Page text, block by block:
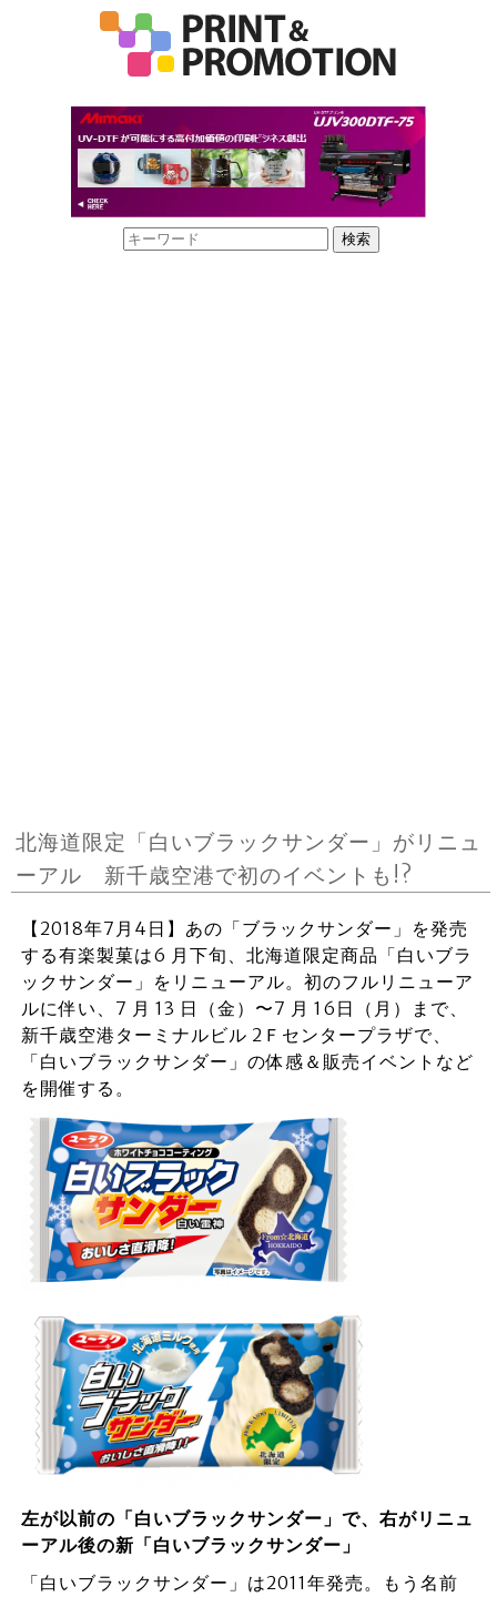
北海道限定「白いブラックサンダー」がリニュ
ーアル 新千歳空港で初のイベントも!?
【2018年7月4日】あの「ブラックサンダー」を発売
する有楽製菓は6 ⽉下旬、北海道限定商品「白いブラ
ックサンダー」をリニューアル。初のフルリニューア
ルに伴い、7 ⽉ 13 ⽇（⾦）〜7 ⽉ 16⽇（⽉）まで、
新千歳空港ターミナルビル 2Ｆセンタープラザで、
「白いブラックサンダー」の体感＆販売イベントなど
を開催する。
左が以前の「白いブラックサンダー」で、右がリニュ
ーアル後の新「白いブラックサンダー」
「白いブラックサンダー」は2011年発売。もう名前